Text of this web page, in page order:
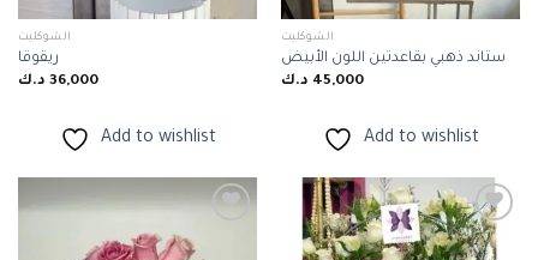
الشوكليت
ريقوقا
36,000 د.ك
Add to wishlist
الشوكليت
ستاند ذهبي بقاعدتين اللون الأبيض
45,000 د.ك
Add to wishlist